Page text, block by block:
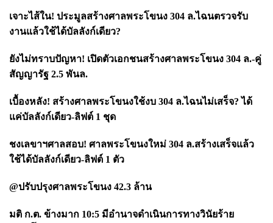
เจาะไส้ใน! ประมูลสร้างศาลพระโขนง 304 ล.ไฉนตรวจรับ
งานแล้วใช้ได้บัลลังก์เดียว?
ยังไม่ทราบปัญหา! เปิดตัวเอกชนสร้างศาลพระโขนง 304 ล.-คู่
สัญญารัฐ 2.5 พันล.
เบื้องหลัง! สร้างศาลพระโขนงใช้งบ 304 ล.ไฉนไม่เสร็จ? ได้
แค่บัลลังก์เดียว-ลิฟต์ 1 ชุด
ชงเลขาฯศาลสอบ! ศาลพระโขนงใหม่ 304 ล.สร้างเสร็จแล้ว
ใช้ได้บัลลังก์เดียว-ลิฟต์ 1 ตัว
@ปรับปรุงศาลพระโขนง 42.3 ล้าน
มติ ก.ต. ข้างมาก 10:5 มีอำนาจดำเนินการทางวินัยร้าย